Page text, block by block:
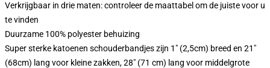
Verkrijgbaar in drie maten: controleer de maattabel om de juiste voor u
te vinden
Duurzame 100% polyester behuizing
Super sterke katoenen schouderbandjes zijn 1" (2,5cm) breed en 21"
(68cm) lang voor kleine zakken, 28" (71 cm) lang voor middelgrote